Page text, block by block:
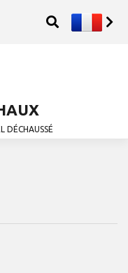
DÉCHAUSSÉ